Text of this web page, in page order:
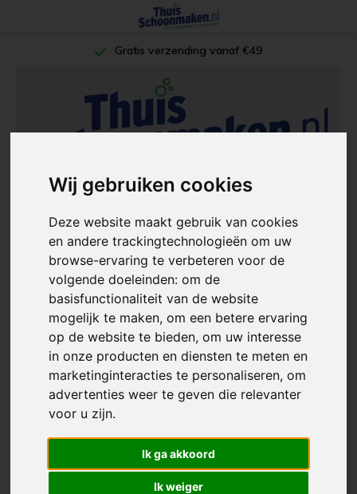
Wij gebruiken cookies
Deze website maakt gebruik van cookies
en andere trackingtechnologieën om uw
browse-ervaring te verbeteren voor de
volgende doeleinden:om de
basisfunctionaliteit van de website
mogelijk te maken,om een betere ervaring
op de website te bieden,om uw interesse
in onze producten en diensten te meten en
marketinginteracties te personaliseren,om
advertenties weer te geven die relevanter
voor u zijn.
Ik ga akkoord
Ik weiger
Gratis verzending vanaf €49
Vloerreiniging